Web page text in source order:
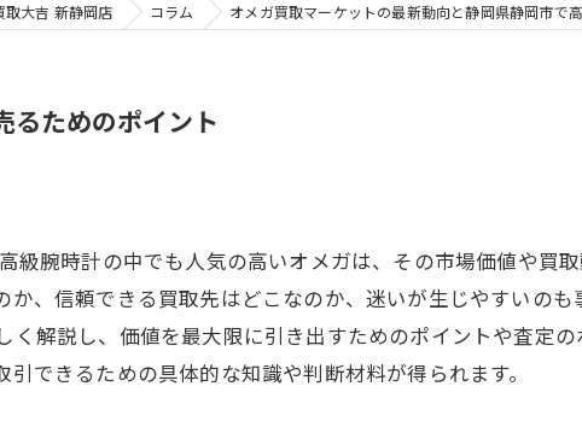
大吉 新静岡店 コラム オメガ買取マーケットの最新動向と静岡県静岡市で
るためのポイント
腕時計の中でも人気の高いオメガは、その市場価値や買
、信頼できる買取先はどこなのか、迷いが生じやすいのも
解説し、価値を最大限に引き出すためのポイントや査定
できるための具体的な知識や判断材料が得られます。